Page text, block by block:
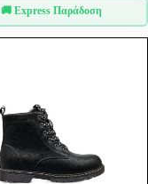
🚚 Express Παράδοση